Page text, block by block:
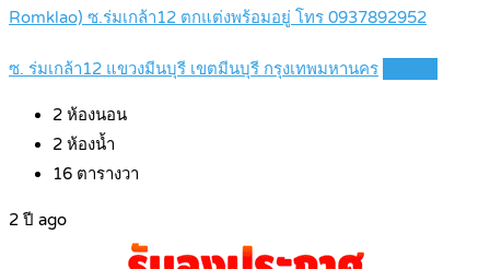
Romklao) ซ.ร่มเกล้า12 ตกแต่งพร้อมอยู่ โทร 0937892952
ซ. ร่มเกล้า12 แขวงมีนบุรี เขตมีนบุรี กรุงเทพมหานคร
2 ห้องนอน
2 ห้องน้ำ
16 ตารางวา
2 ปี ago